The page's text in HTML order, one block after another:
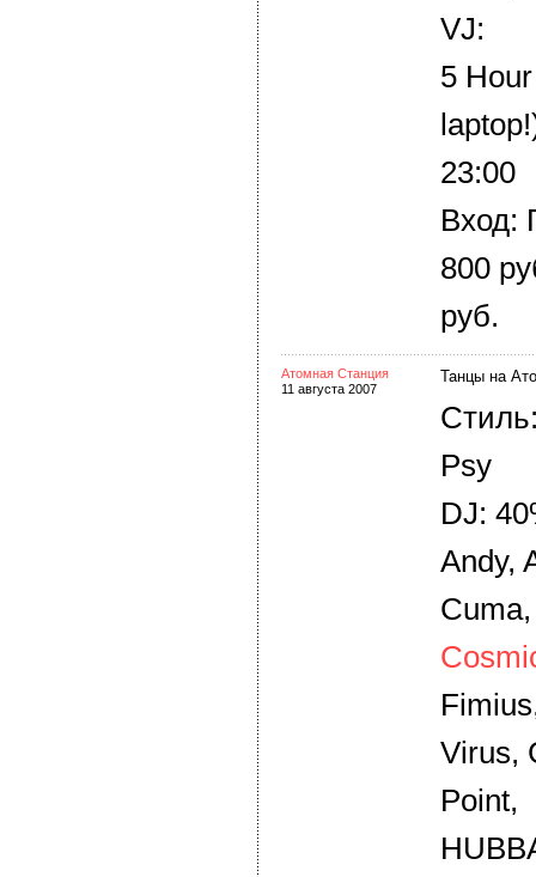
VJ:
5
23:00
Вход:
800
руб.
Атомная Станция
11 августа 2007
Танцы на
Psy
DJ:
Andy,
Virus,
Point,